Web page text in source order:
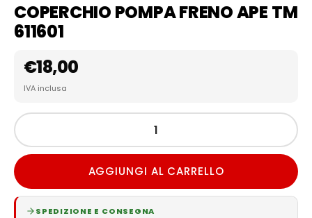
COPERCHIO POMPA FRENO APE TM
611601
€18,00
IVA inclusa
AGGIUNGI AL CARRELLO
SPEDIZIONE E CONSEGNA